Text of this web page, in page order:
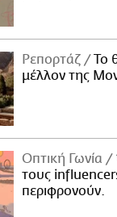
Ρεπορτάζ
Το
μέλλον της
Οπτική Γωνία
τους
περιφρονούν.